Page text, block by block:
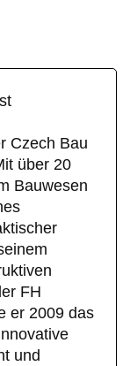
Czech Bau
über 20
Bauwesen
FH
er 2009 das
und